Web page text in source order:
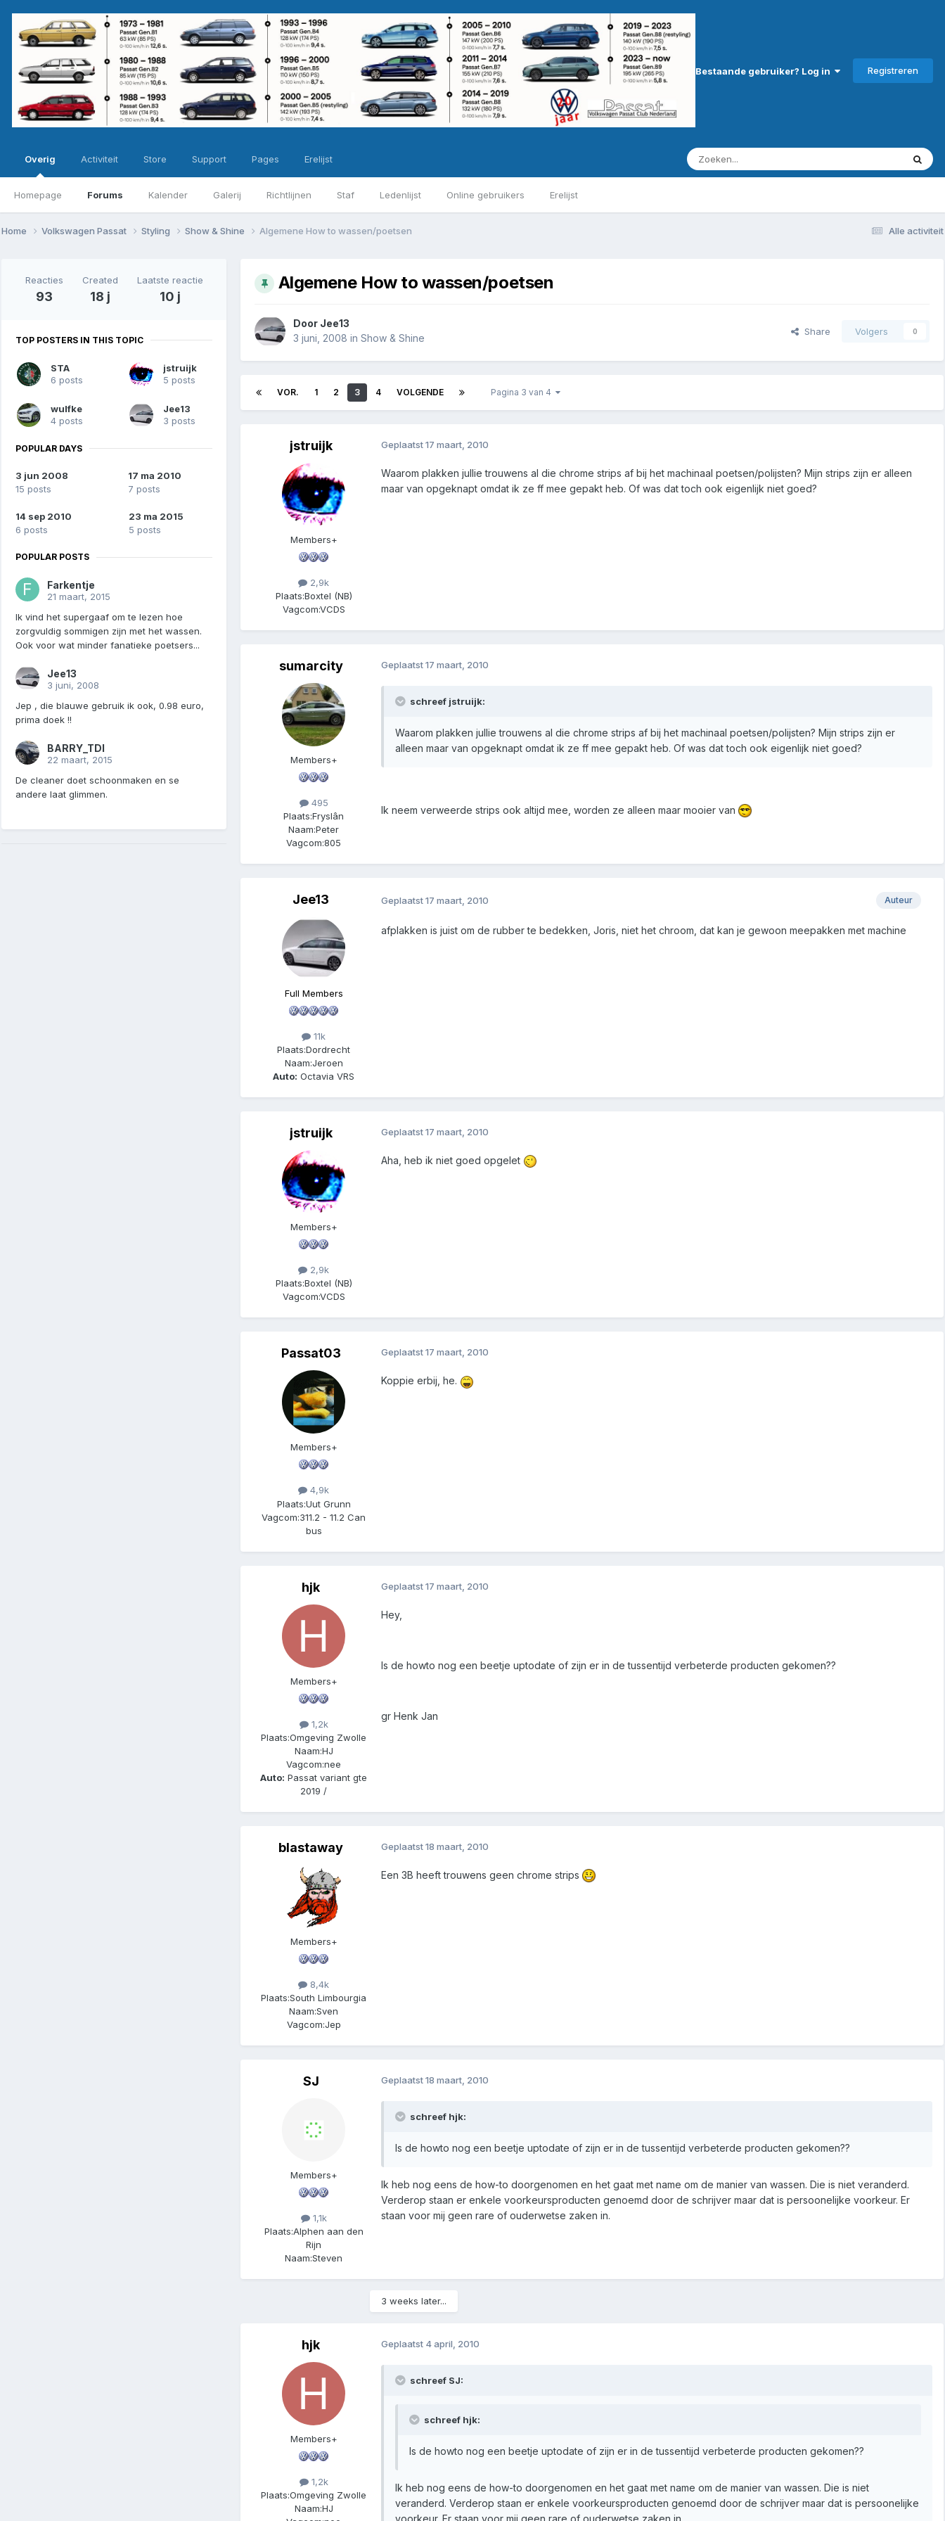
Bestaande gebruiker? Log in Registreren
Overig
Homepage Forums Kalender Galerij Richtlijnen Staf Ledenlijst Online gebruikers Erelijst
Activiteit Store Support Pages Erelijst
Alle activiteit
Home Volkswagen Passat Styling Show & Shine Algemene How to wassen/poetsen
Reacties
93
Created
18 j
Laatste reactie
10 j
TOP POSTERS IN THIS TOPIC
STA
6 posts
jstruijk
5 posts
wulfke
4 posts
Jee13
3 posts
POPULAR DAYS
3 jun 2008
15 posts
17 ma 2010
7 posts
14 sep 2010
6 posts
23 ma 2015
5 posts
POPULAR POSTS
Farkentje
21 maart, 2015
Ik vind het supergaaf om te lezen hoe
zorgvuldig sommigen zijn met het wassen.
Ook voor wat minder fanatieke poetsers...
Jee13
3 juni, 2008
Jep , die blauwe gebruik ik ook, 0.98 euro,
prima doek !!
BARRY_TDI
22 maart, 2015
De cleaner doet schoonmaken en se
andere laat glimmen.
Algemene How to wassen/poetsen
Door Jee13
3 juni, 2008 in Show & Shine
Share Volgers 0
VOR. 1 2 3 4 VOLGENDE Pagina 3 van 4
jstruijk
Members+
2,9k
Plaats:Boxtel (NB)
Vagcom:VCDS
Geplaatst17 maart, 2010
Waarom plakken jullie trouwens al die chrome strips af bij het machinaal poetsen/polijsten? Mijn strips zijn er alleen
maar van opgeknapt omdat ik ze ff mee gepakt heb. Of was dat toch ook eigenlijk niet goed?
sumarcity
Members+
495
Plaats:Fryslân
Naam:Peter
Vagcom:805
Geplaatst17 maart, 2010
schreef jstruijk:
Waarom plakken jullie trouwens al die chrome strips af bij het machinaal poetsen/polijsten? Mijn strips zijn er
alleen maar van opgeknapt omdat ik ze ff mee gepakt heb. Of was dat toch ook eigenlijk niet goed?
Ik neem verweerde strips ook altijd mee, worden ze alleen maar mooier van
Jee13
Full Members
11k
Plaats:Dordrecht
Naam:Jeroen
Auto: Octavia VRS
Auteur
Geplaatst17 maart, 2010
afplakken is juist om de rubber te bedekken, Joris, niet het chroom, dat kan je gewoon meepakken met machine
jstruijk
Members+
2,9k
Plaats:Boxtel (NB)
Vagcom:VCDS
Geplaatst17 maart, 2010
Aha, heb ik niet goed opgelet
Passat03
Members+
4,9k
Plaats:Uut Grunn
Vagcom:311.2 - 11.2 Can
bus
Geplaatst17 maart, 2010
Koppie erbij, he.
hjk
Members+
1,2k
Plaats:Omgeving Zwolle
Naam:HJ
Vagcom:nee
Auto: Passat variant gte
2019 /
Geplaatst17 maart, 2010
Hey,
Is de howto nog een beetje uptodate of zijn er in de tussentijd verbeterde producten gekomen??
gr Henk Jan
blastaway
Members+
8,4k
Plaats:South Limbourgia
Naam:Sven
Vagcom:Jep
Geplaatst18 maart, 2010
Een 3B heeft trouwens geen chrome strips
SJ
Members+
1,1k
Plaats:Alphen aan den
Rijn
Naam:Steven
Geplaatst18 maart, 2010
schreef hjk:
Is de howto nog een beetje uptodate of zijn er in de tussentijd verbeterde producten gekomen??
Ik heb nog eens de how-to doorgenomen en het gaat met name om de manier van wassen. Die is niet veranderd.
Verderop staan er enkele voorkeursproducten genoemd door de schrijver maar dat is persoonelijke voorkeur. Er
staan voor mij geen rare of ouderwetse zaken in.
3 weeks later...
hjk
Members+
1,2k
Plaats:Omgeving Zwolle
Naam:HJ
Geplaatst 4 april, 2010
schreef SJ:
schreef hjk:
Is de howto nog een beetje uptodate of zijn er in de tussentijd verbeterde producten gekomen??
Ik heb nog eens de how-to doorgenomen en het gaat met name om de manier van wassen. Die is niet
veranderd. Verderop staan er enkele voorkeursproducten genoemd door de schrijver maar dat is persoonelijke